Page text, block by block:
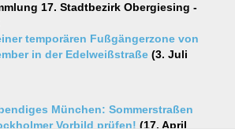
17. Stadtbezirk Obergiesing -
temporären Fußgängerzone von
in der Edelweißstraße (3. Juli
München: Sommerstraßen
Vorbild prüfen! (17. April